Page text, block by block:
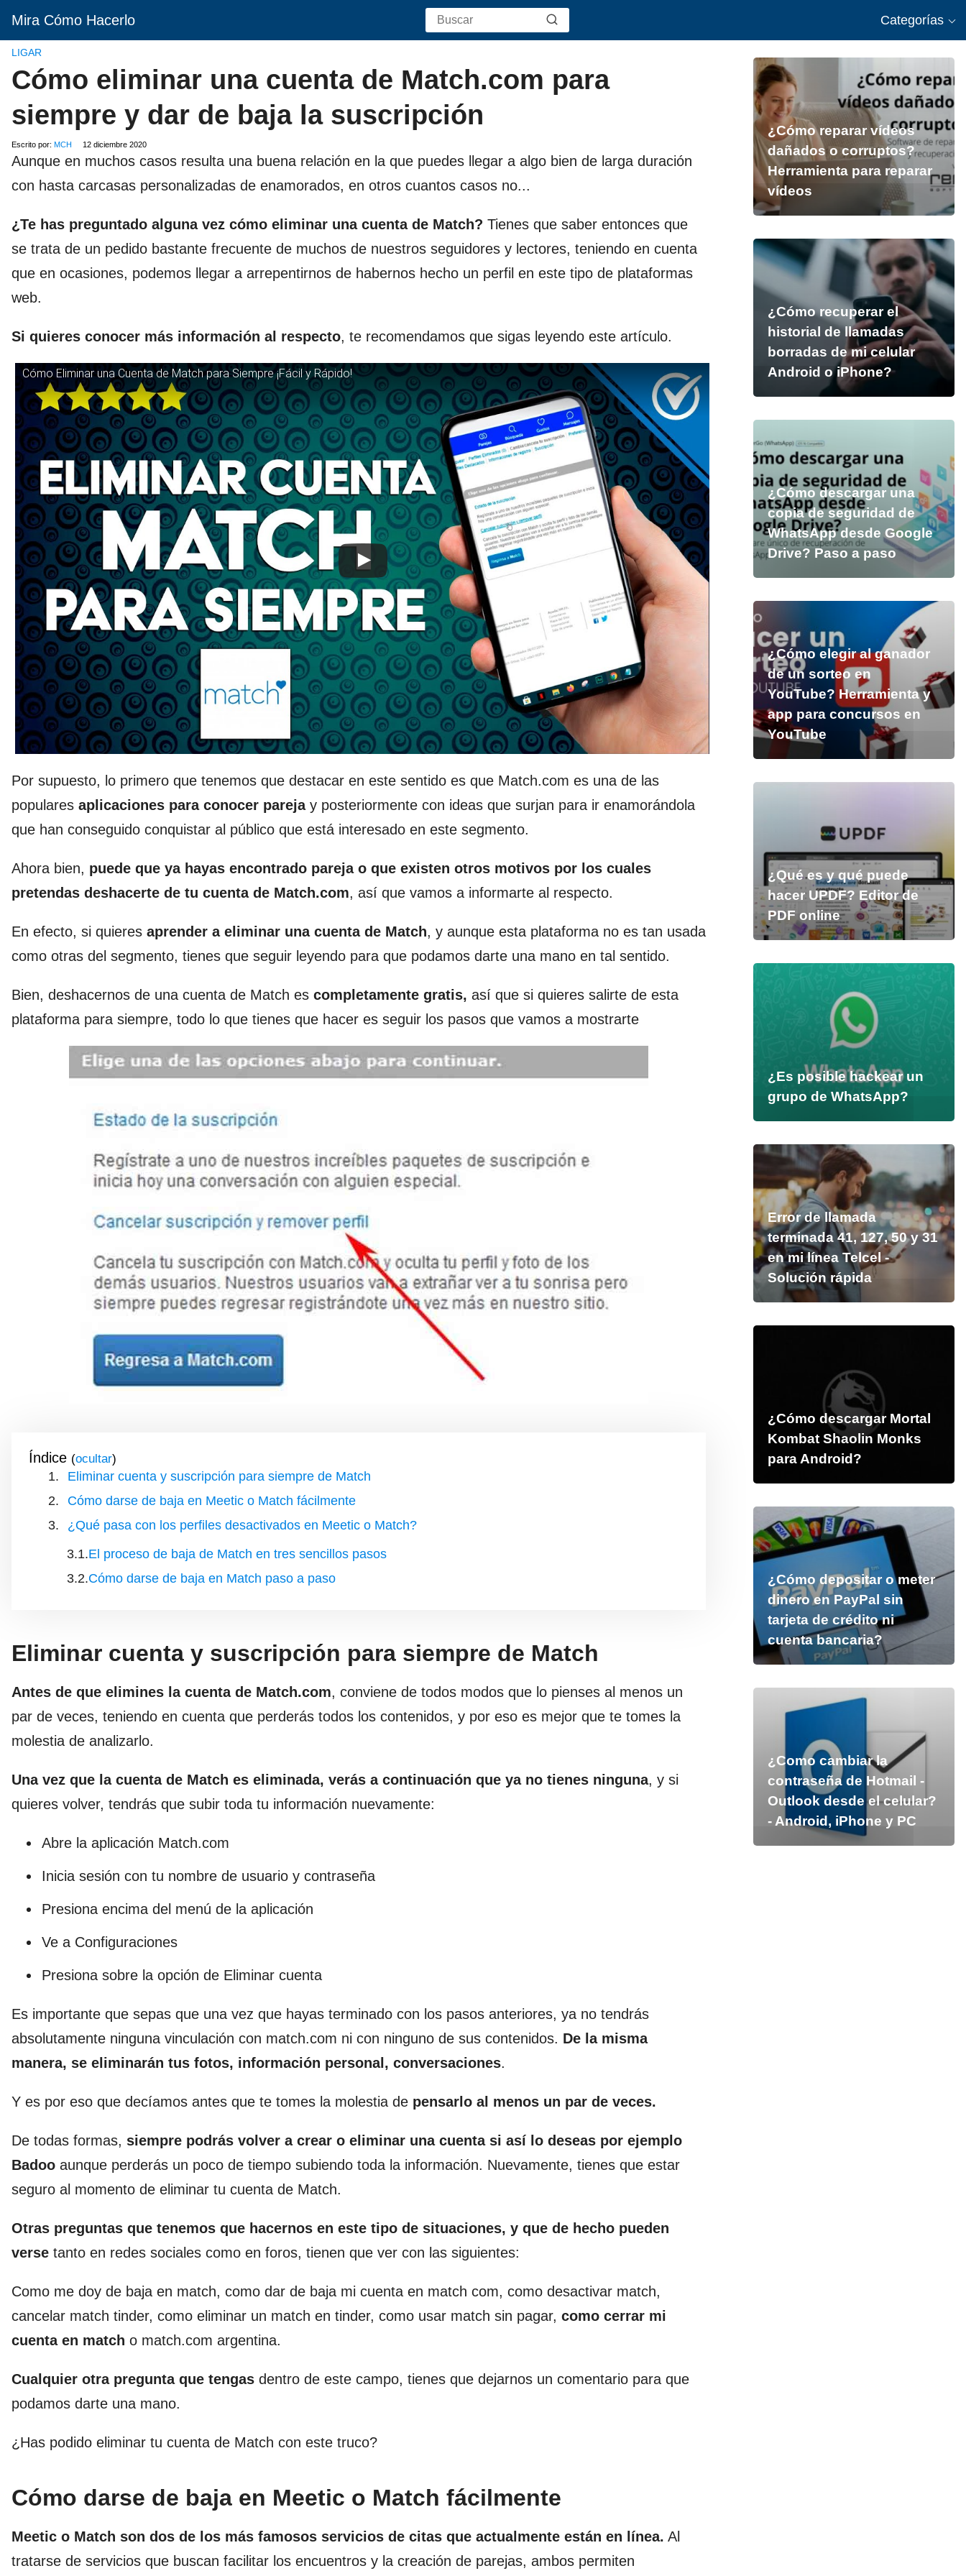
Mira Cómo Hacerlo Categorías
LIGAR
Cómo eliminar una cuenta de Match.com para
siempre y dar de baja la suscripción
Escrito por: MCH 12 diciembre 2020
Aunque en muchos casos resulta una buena relación en la que puedes llegar a algo bien de larga duración
con hasta carcasas personalizadas de enamorados, en otros cuantos casos no...
¿Te has preguntado alguna vez cómo eliminar una cuenta de Match? Tienes que saber entonces que
se trata de un pedido bastante frecuente de muchos de nuestros seguidores y lectores, teniendo en cuenta
que en ocasiones, podemos llegar a arrepentirnos de habernos hecho un perfil en este tipo de plataformas
web.
Si quieres conocer más información al respecto, te recomendamos que sigas leyendo este artículo.
Cómo Eliminar una Cuenta de Match para Siempre ¡Fácil y Rápido!
Por supuesto, lo primero que tenemos que destacar en este sentido es que Match.com es una de las
populares aplicaciones para conocer parejay posteriormente con ideas que surjan para ir enamorándola
que han conseguido conquistar al público que está interesado en este segmento.
Ahora bien, puede que ya hayas encontrado pareja o que existen otros motivos por los cuales
pretendas deshacerte de tu cuenta de Match.com, así que vamos a informarte al respecto.
En efecto, si quieres aprender a eliminar una cuenta de Match, y aunque esta plataforma no es tan usada
como otras del segmento, tienes que seguir leyendo para que podamos darte una mano en tal sentido.
Bien, deshacernos de una cuenta de Match es completamente gratis, así que si quieres salirte de esta
plataforma para siempre, todo lo que tienes que hacer es seguir los pasos que vamos a mostrarte
Índice ( )
Eliminar cuenta y suscripción para siempre de Match
Cómo darse de baja en Meetic o Match fácilmente
¿Qué pasa con los perfiles desactivados en Meetic o Match?
El proceso de baja de Match en tres sencillos pasos
Cómo darse de baja en Match paso a paso
Eliminar cuenta y suscripción para siempre de Match
Antes de que elimines la cuenta de Match.com, conviene de todos modos que lo pienses al menos un
par de veces, teniendo en cuenta que perderás todos los contenidos, y por eso es mejor que te tomes la
molestia de analizarlo.
Una vez que la cuenta de Match es eliminada, verás a continuación que ya no tienes ninguna, y si
quieres volver, tendrás que subir toda tu información nuevamente:
Abre la aplicación Match.com
Inicia sesión con tu nombre de usuario y contraseña
Presiona encima del menú de la aplicación
Ve a Configuraciones
Presiona sobre la opción de Eliminar cuenta
Es importante que sepas que una vez que hayas terminado con los pasos anteriores, ya no tendrás
absolutamente ninguna vinculación con match.com ni con ninguno de sus contenidos. De la misma
manera, se eliminarán tus fotos, información personal, conversaciones.
Y es por eso que decíamos antes que te tomes la molestia de pensarlo al menos un par de veces.
De todas formas, siempre podrás volver a crear o eliminar una cuenta si así lo deseas por ejemplo
Badoo aunque perderás un poco de tiempo subiendo toda la información. Nuevamente, tienes que estar
seguro al momento de eliminar tu cuenta de Match.
Otras preguntas que tenemos que hacernos en este tipo de situaciones, y que de hecho pueden
verse tanto en redes sociales como en foros, tienen que ver con las siguientes:
Como me doy de baja en match, como dar de baja mi cuenta en match com, como desactivar match,
cancelar match tinder, como eliminar un match en tinder, como usar match sin pagar, como cerrar mi
cuenta en match o match.com argentina.
Cualquier otra pregunta que tengas dentro de este campo, tienes que dejarnos un comentario para que
podamos darte una mano.
¿Has podido eliminar tu cuenta de Match con este truco?
Cómo darse de baja en Meetic o Match fácilmente
Meetic o Match son dos de los más famosos servicios de citas que actualmente están en línea. Al
tratarse de servicios que buscan facilitar los encuentros y la creación de parejas, ambos permiten
¿Cómo reparar vídeos
dañados o corruptos?
Herramienta para reparar
vídeos
¿Cómo recuperar el
historial de llamadas
borradas de mi celular
Android o iPhone?
¿Cómo descargar una
copia de seguridad de
WhatsApp desde Google
Drive? Paso a paso
¿Cómo elegir al ganador
de un sorteo en
YouTube? Herramienta y
app para concursos en
YouTube
¿Qué es y qué puede
hacer UPDF? Editor de
PDF online
¿Es posible hackear un
grupo de WhatsApp?
Error de llamada
terminada 41, 127, 50 y 31
en mi línea Telcel -
Solución rápida
¿Cómo descargar Mortal
Kombat Shaolin Monks
para Android?
¿Cómo depositar o meter
dinero en PayPal sin
tarjeta de crédito ni
cuenta bancaria?
¿Como cambiar la
contraseña de Hotmail -
Outlook desde el celular?
- Android, iPhone y PC